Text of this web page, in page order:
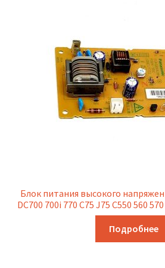
Блок питания высокого
DC700 700i 770 C75 J75 C550 560
Подробнее